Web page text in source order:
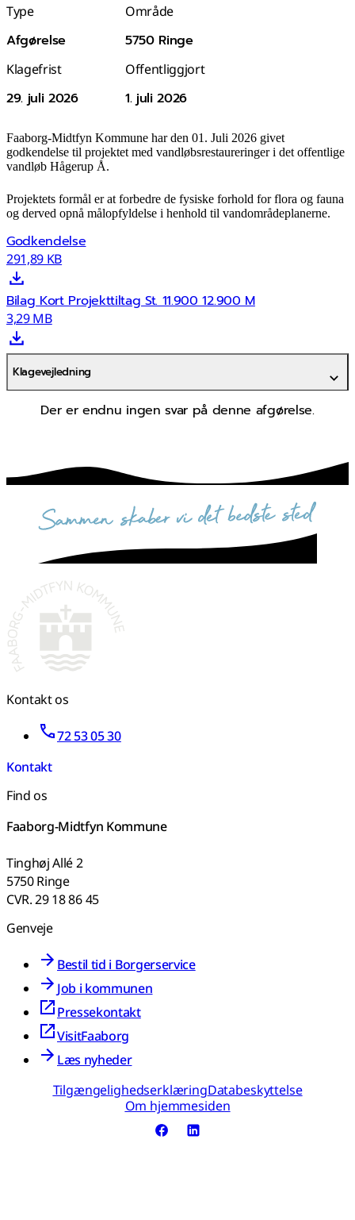
Type
Afgørelse
Område
5750 Ringe
Klagefrist
29. juli 2026
Offentliggjort
1. juli 2026
Faaborg-Midtfyn Kommune har den 01. Juli 2026 givet
godkendelse til projektet med vandløbsrestaureringer i det offentlige
vandløb Hågerup Å.
Projektets formål er at forbedre de fysiske forhold for flora og fauna
og derved opnå målopfyldelse i henhold til vandområdeplanerne.
Godkendelse
291,89 KB
Bilag Kort Projekttiltag St. 11.900 12.900 M
3,29 MB
Klagevejledning
Der er endnu ingen svar på denne afgørelse.
sammen skaber vi det bedste sted
Kontakt os
72 53 05 30
Kontakt
Find os
Faaborg-Midtfyn Kommune
Tinghøj Allé 2
5750 Ringe
CVR. 29 18 86 45
Genveje
Bestil tid i Borgerservice
Job i kommunen
Pressekontakt
VisitFaaborg
Læs nyheder
TilgængelighedserklæringDatabeskyttelse
Om hjemmesiden